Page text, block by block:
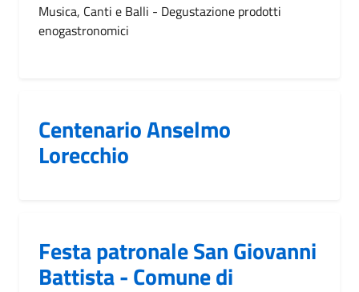
Musica, Canti e Balli - Degustazione prodotti
enogastronomici
Centenario Anselmo
Lorecchio
Festa patronale San Giovanni
Battista - Comune di